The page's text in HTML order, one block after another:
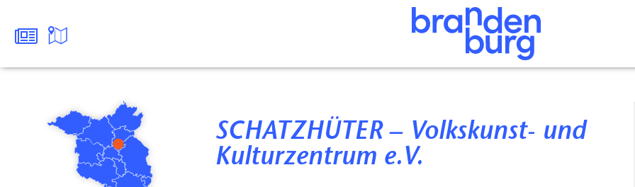
SCHATZHÜTER – Volkskunst- und
Kulturzentrum e.V.